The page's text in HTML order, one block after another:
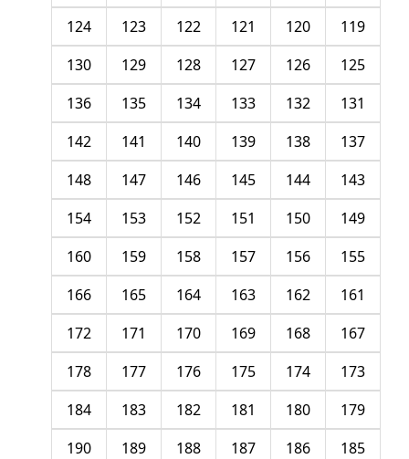
119
120
121
122
123
124
125
126
127
128
129
130
131
132
133
134
135
136
137
138
139
140
141
142
143
144
145
146
147
148
149
150
151
152
153
154
155
156
157
158
159
160
161
162
163
164
165
166
167
168
169
170
171
172
173
174
175
176
177
178
179
180
181
182
183
184
185
186
187
188
189
190